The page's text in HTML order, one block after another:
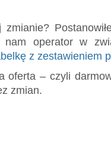
operator w
z zestawieniem
oferta – czyli
zmian.